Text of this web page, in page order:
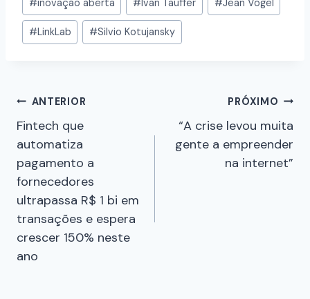
#inovação aberta # Ivan Tauffer #Jean Vogel
#LinkLab #Silvio Kotujansky
ANTERIOR
Fintech que
automatiza
pagamento a
fornecedores
ultrapassa R$ 1 bi em
transações e espera
crescer 150% neste
ano
PRÓXIMO
“A crise levou muita
gente a empreender
na internet”